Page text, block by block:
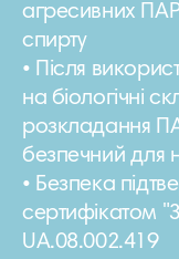
агресивних
спирту
• Після
на біологічні
розкладання
безпечний для
• Безпека
сертифікатом
UA.08.002.419